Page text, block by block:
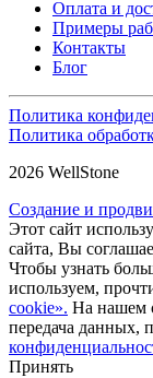
Оплата и
Примеры
Контакты
Блог
Политика
Политика
2026 WellStone
Создание и
Этот сайт
сайта, Вы
Чтобы узнать
используем,
cookie». На нашем
передача данных,
Принять